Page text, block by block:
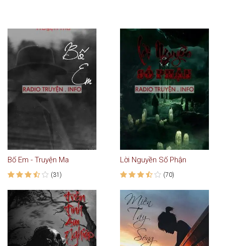
Bố Em - Truyện Ma
(31)
Lời Nguyền Số Phận
(70)